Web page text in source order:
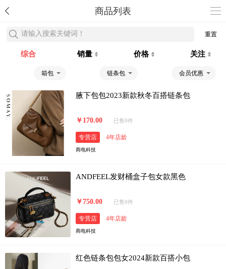
商品列表
请输入搜索关键词！ 重置
综合 销量 价格 关注
箱包 链条包 会员优惠
腋下包包2023新款秋冬百搭链条包
￥170.00 已售0件
专营店 4年店龄
商电科技
ANDFEEL发财桶盒子包女款黑色
￥750.00 已售0件
专营店 4年店龄
商电科技
红色链条包包女2024新款百搭小包